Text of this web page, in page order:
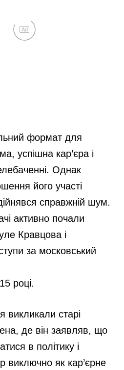
вік: тест, який
років усередині та
зрілість